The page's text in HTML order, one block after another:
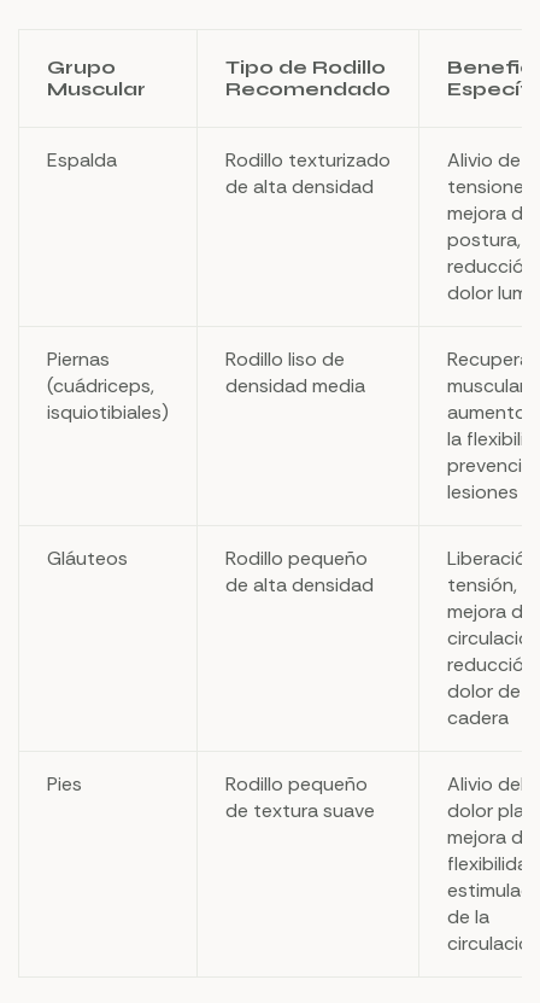
Grupo
Muscular
Tipo de Rodillo
Recomendado
Espalda
Rodillo texturizado
de alta densidad
Alivio de
tensiones,
mejora de
postura,
reducción
dolor
Piernas
(cuádriceps,
isquiotibiales)
Rodillo liso de
densidad media
muscular,
aumento
la
lesiones
Gláuteos
Rodillo pequeño
de alta densidad
tensión,
mejora de
reducción
dolor de
cadera
Pies
Rodillo pequeño
de textura suave
Alivio del
dolor
mejora de
de la
circulación